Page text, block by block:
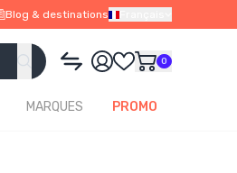
Blog & destinations
0
MARQUES PROMO